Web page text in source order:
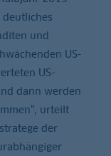
und
US-
US-
dann werden
urteilt
der